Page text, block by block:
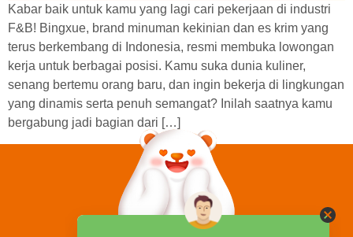
Kabar baik untuk kamu yang lagi cari pekerjaan di industri
F&B! Bingxue, brand minuman kekinian dan es krim yang
terus berkembang di Indonesia, resmi membuka lowongan
kerja untuk berbagai posisi. Kamu suka dunia kuliner,
senang bertemu orang baru, dan ingin bekerja di lingkungan
yang dinamis serta penuh semangat? Inilah saatnya kamu
bergabung jadi bagian dari […]